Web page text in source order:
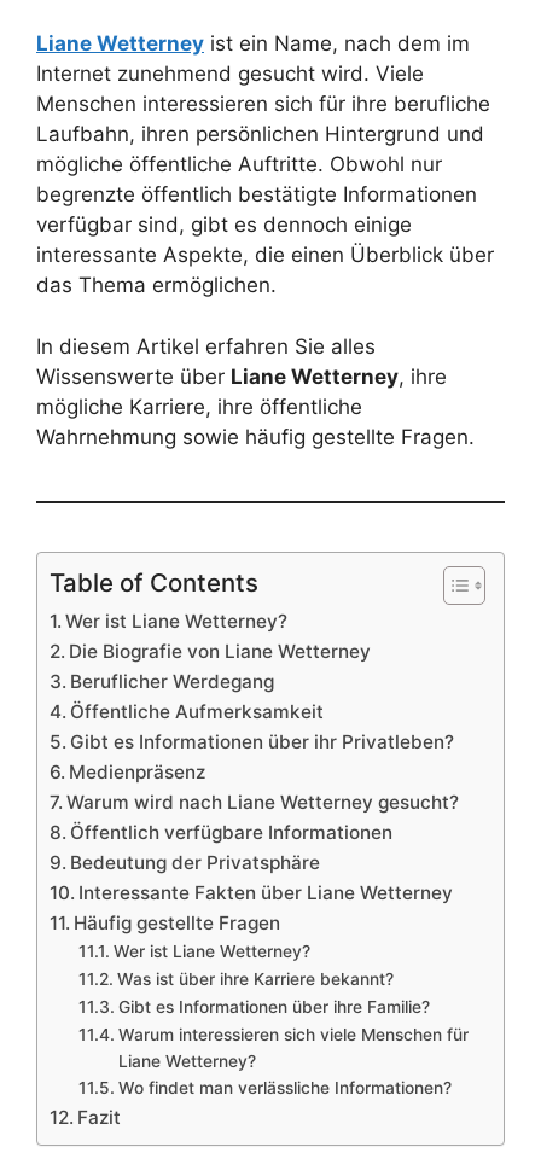
Liane Wetterney ist ein Name, nach dem im
Internet zunehmend gesucht wird. Viele
Menschen interessieren sich für ihre berufliche
Laufbahn, ihren persönlichen Hintergrund und
mögliche öffentliche Auftritte. Obwohl nur
begrenzte öffentlich bestätigte Informationen
verfügbar sind, gibt es dennoch einige
interessante Aspekte, die einen Überblick über
das Thema ermöglichen.
In diesem Artikel erfahren Sie alles
Wissenswerte über Liane Wetterney, ihre
mögliche Karriere, ihre öffentliche
Wahrnehmung sowie häufig gestellte Fragen.
Table of Contents
Wer ist Liane Wetterney?
Die Biografie von Liane Wetterney
Beruflicher Werdegang
Öffentliche Aufmerksamkeit
Gibt es Informationen über ihr Privatleben?
Medienpräsenz
Warum wird nach Liane Wetterney gesucht?
Öffentlich verfügbare Informationen
Bedeutung der Privatsphäre
Interessante Fakten über Liane Wetterney
Häufig gestellte Fragen
Wer ist Liane Wetterney?
Was ist über ihre Karriere bekannt?
Gibt es Informationen über ihre Familie?
Warum interessieren sich viele Menschen für
Liane Wetterney?
Wo findet man verlässliche Informationen?
Fazit